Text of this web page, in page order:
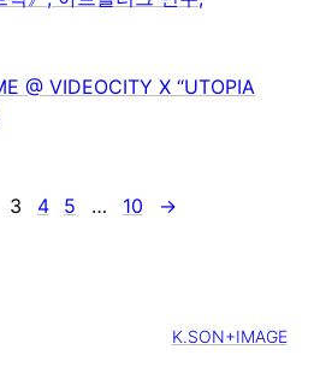
@ VIDEOCITY X “UTOPIA
3 4 5 … 10 →
K.SON+IMAGE